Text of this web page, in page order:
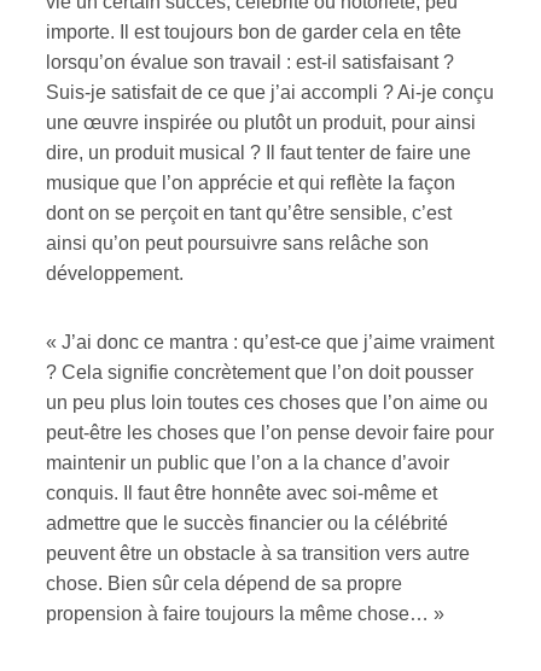
importe. Il est toujours bon de garder cela en tête
lorsqu’on évalue son travail : est-il satisfaisant ?
Suis-je satisfait de ce que j’ai accompli ? Ai-je conçu
une œuvre inspirée ou plutôt un produit, pour ainsi
dire, un produit musical ? Il faut tenter de faire une
musique que l’on apprécie et qui reflète la façon
dont on se perçoit en tant qu’être sensible, c’est
ainsi qu’on peut poursuivre sans relâche son
développement.
« J’ai donc ce mantra : qu’est-ce que j’aime vraiment
? Cela signifie concrètement que l’on doit pousser
un peu plus loin toutes ces choses que l’on aime ou
peut-être les choses que l’on pense devoir faire pour
maintenir un public que l’on a la chance d’avoir
conquis. Il faut être honnête avec soi-même et
admettre que le succès financier ou la célébrité
peuvent être un obstacle à sa transition vers autre
chose. Bien sûr cela dépend de sa propre
propension à faire toujours la même chose… »